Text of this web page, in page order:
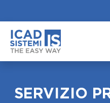
SERVIZIO